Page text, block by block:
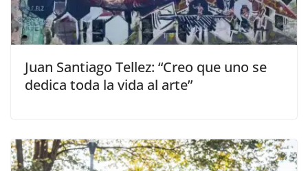
Juan Santiago Tellez: “Creo que uno se
dedica toda la vida al arte”